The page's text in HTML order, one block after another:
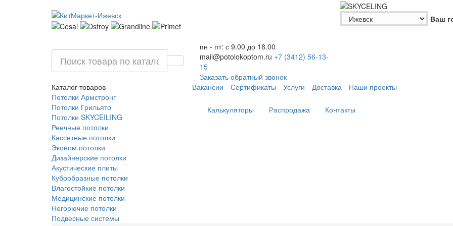
Ваш
пн - пт: с 9.00 до 18.00
mail@potolokoptom.ru +7 (3412) 56-13-
15
Заказать обратный звонок
Каталог товаров
Потолки Армстронг
Потолки Грильято
Потолки SKYCEILING
Реечные потолки
Кассетные потолки
Эконом потолки
Дизайнерские потолки
Акустические плиты
Кубообразные потолки
Влагостойкие потолки
Медицинские потолки
Негорючие потолки
Подвесные системы
Вакансии Сертификаты Услуги Доставка Наши проекты
Калькуляторы Распродажа Контакты